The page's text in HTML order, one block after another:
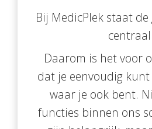
Bij MedicPlek staat
centraal.
Daarom is het voor
dat je eenvoudig
waar je ook bent.
functies binnen ons